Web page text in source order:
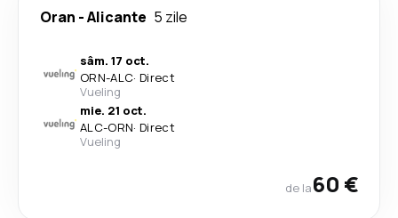
Oran -Alicante 5 zile
sâm. 17 oct.
ORN-ALC· Direct
Vueling
mie. 21 oct.
ALC-ORN· Direct
Vueling
de la60 €